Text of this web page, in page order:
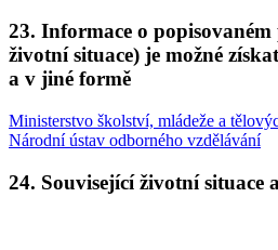
23. Informace o popisovaném
životní situace) je možné
a v jiné formě
Ministerstvo školství, mládeže a
Národní ústav odborného vzdělávání
24. Související životní situace